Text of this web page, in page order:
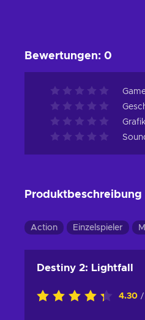
Bewertungen: 0
Produktbeschreibung
Action Einzelspieler
Destiny 2: Lightfall
4.30 /